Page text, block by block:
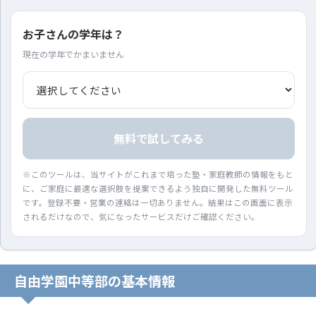
お子さんの学年は？
現在の学年でかまいません
無料で試してみる
※このツールは、当サイトがこれまで培った塾・家庭教師の情報をもと
に、ご家庭に最適な選択肢を提案できるよう独自に開発した無料ツール
です。登録不要・営業の連絡は一切ありません。結果はこの画面に表示
されるだけなので、気になったサービスだけご確認ください。
自由学園中等部の基本情報